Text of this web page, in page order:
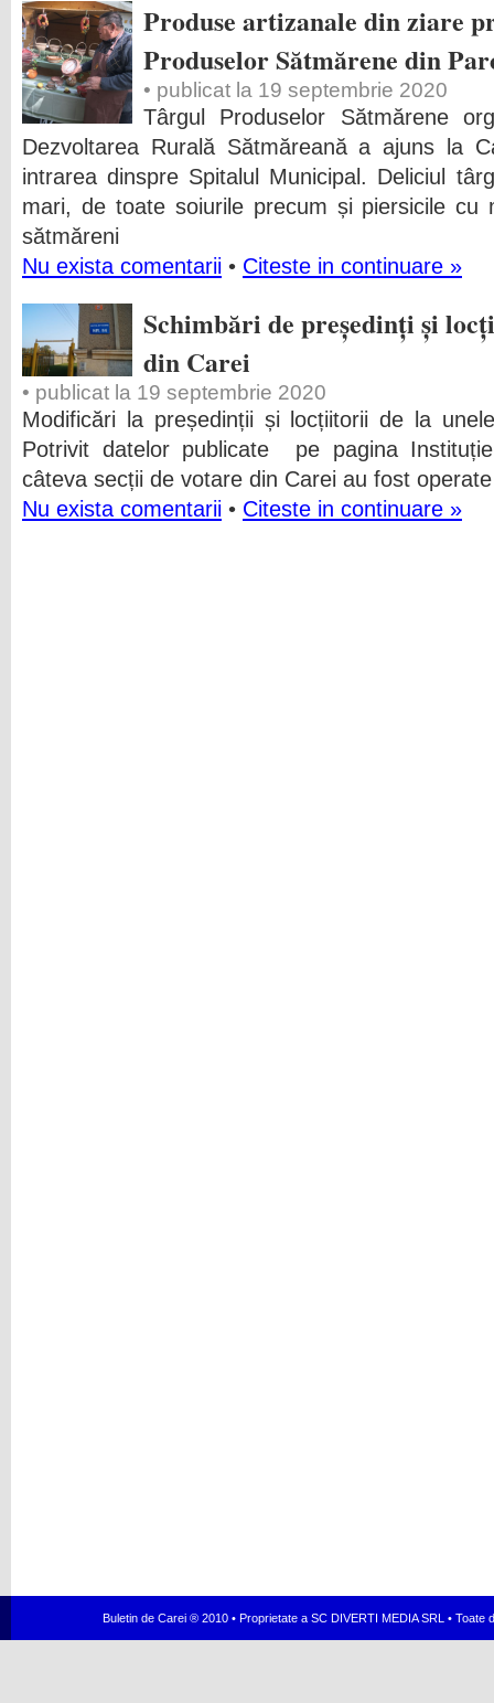
Produse artizanale din ziare
Produselor Sătmărene din
• publicat la 19 septembrie 2020
Târgul Produselor Sătmărene
Dezvoltarea Rurală Sătmăreană a ajuns la
intrarea dinspre Spitalul Municipal. Deliciul
mari, de toate soiurile precum și piersicile cu
sătmăreni
Nu exista comentarii • Citeste in continuare »
Schimbări de președinți și
din Carei
• publicat la 19 septembrie 2020
Modificări la președinții și locțiitorii de la
Potrivit datelor publicate pe pagina
câteva secții de votare din Carei au fost
Nu exista comentarii • Citeste in continuare »
Buletin de Carei ® 2010 • Proprietate a SC DIVERTI MEDIA SRL •